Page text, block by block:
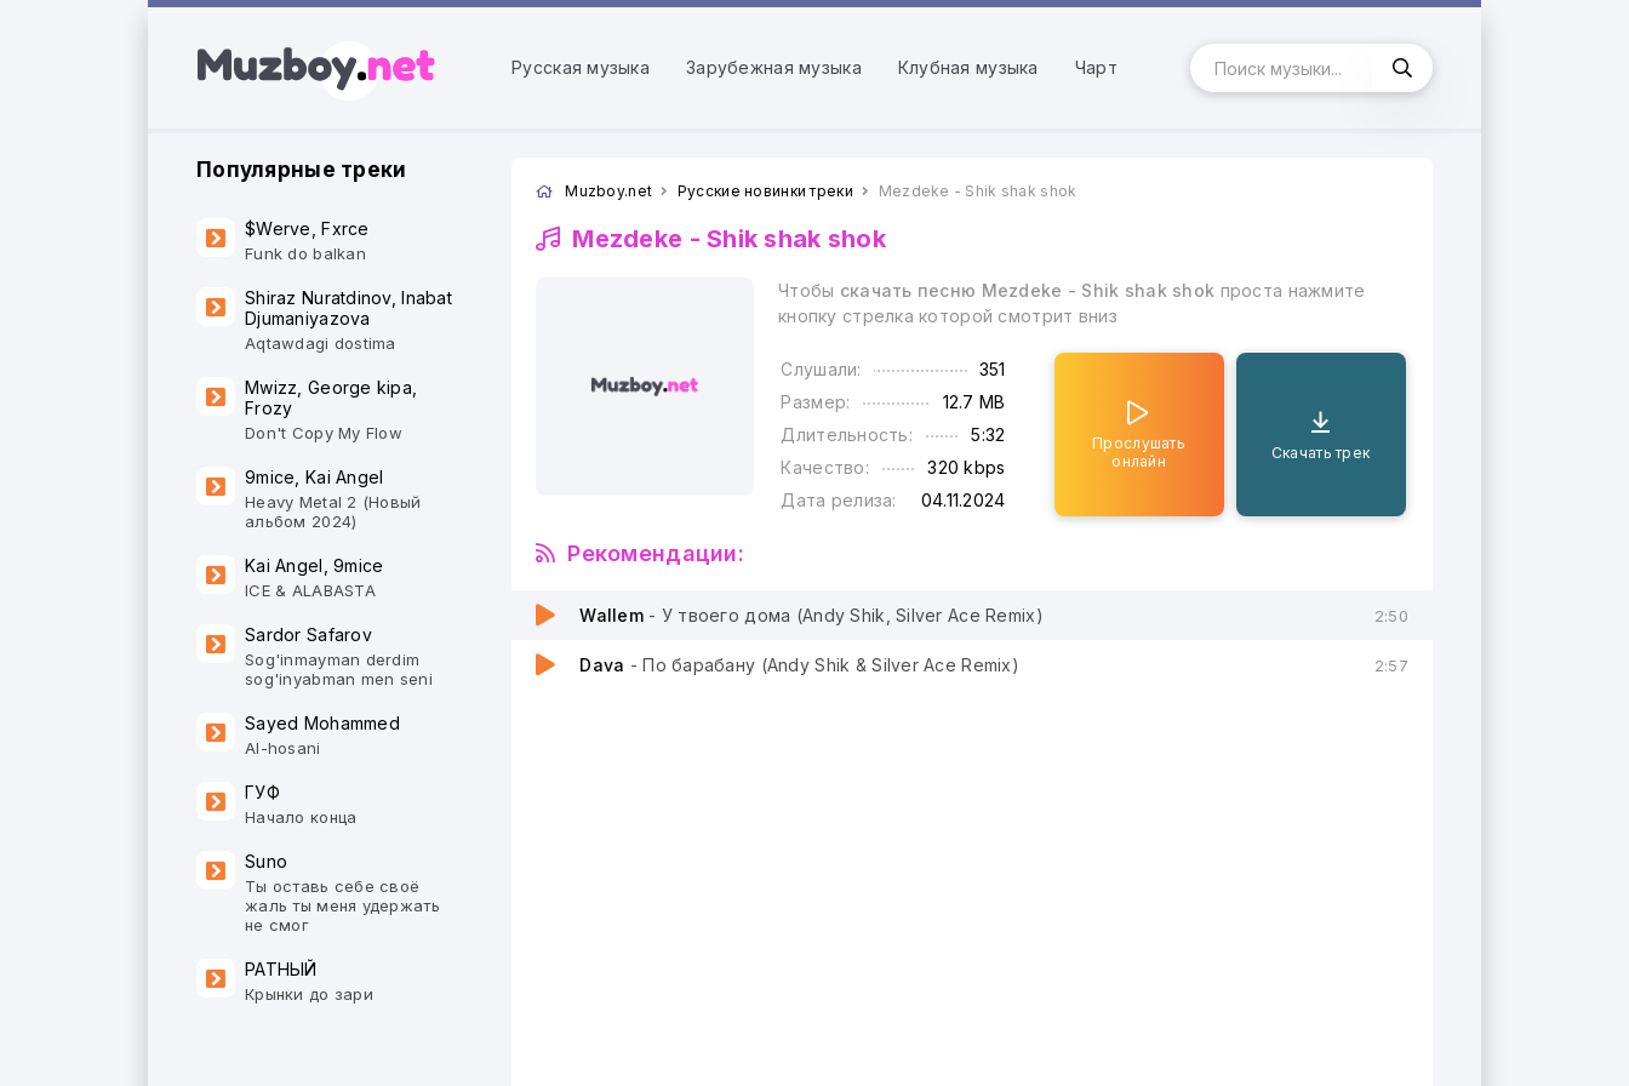
Русская музыка Зарубежная музыка Клубная музыка Чарт
Muzboy.net Русские новинки треки Mezdeke - Shik shak shok
Mezdeke -Shik shak shok
Чтобы скачать песню Mezdeke - Shik shak shok проста нажмите
кнопку стрелка которой смотрит вниз
Слушали:
351
Размер:
12.7 MB
Длительность:
5:32
Качество:
320 kbps
Дата релиза:
04.11.2024
Прослушать
онлайн
Скачать трек
Рекомендации:
Wallem - У твоего дома (Andy Shik, Silver Ace Remix) 2:50
Dava - По барабану (Andy Shik & Silver Ace Remix) 2:57
Популярные треки
$Werve, Fxrce
Funk do balkan
Shiraz Nuratdinov, Inabat
Djumaniyazova
Aqtawdagi dostima
Mwizz, George kipa,
Frozy
Don't Copy My Flow
9mice, Kai Angel
Heavy Metal 2 (Новый
альбом 2024)
Kai Angel, 9mice
ICE & ALABASTA
Sardor Safarov
Sog'inmayman derdim
sog'inyabman men seni
Sayed Mohammed
Al-hosani
ГУФ
Начало конца
Suno
Ты оставь себе своё
жаль ты меня удержать
не смог
РАТНЫЙ
Крынки до зари